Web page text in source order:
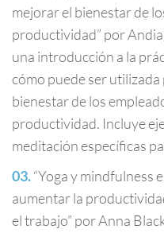
mejorar el bienestar de
productividad” por
una introducción a la
cómo puede ser
bienestar de los
productividad. Incluye
meditación específicas
“Yoga y mindfulness
aumentar la
el trabajo” por Anna